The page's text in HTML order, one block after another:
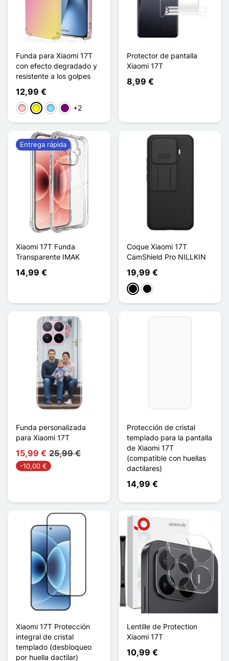
Funda para Xiaomi 17T
con efecto degradado y
resistente a los golpes
12,99 €
RosaAmarilloAzul claro
Púrpura
+2
Protector de pantalla
Xiaomi 17T
8,99 €
Xiaomi 17T Funda
Transparente IMAK
14,99 €
Entrega rápida
Coque Xiaomi 17T
CamShield Pro NILLKIN
19,99 €
NegroNoir Transparent
Funda personalizada
para Xiaomi 17T
15,99 € 25,99 €
-10,00 €
Protección de cristal
templado para la pantalla
de Xiaomi 17T
(compatible con huellas
dactilares)
14,99 €
Xiaomi 17T Protección
integral de cristal
templado (desbloqueo
por huella dactilar)
Lentille de Protection
Xiaomi 17T
10,99 €